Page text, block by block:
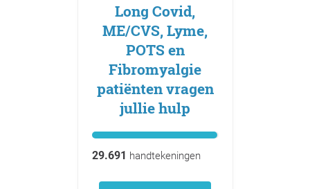
Long Covid,
ME/CVS, Lyme,
POTS en
Fibromyalgie
patiënten vragen
jullie hulp
29.691 handtekeningen